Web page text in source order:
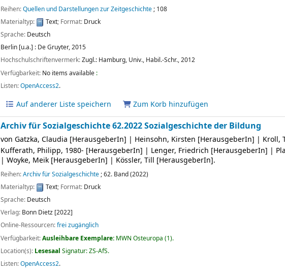
Reihen:Quellen und Darstellungen zur Zeitgeschichte; 108
Materialtyp:
Text; Format: Druck
Sprache: Deutsch
Berlin [u.a.] : De Gruyter,2015
Hochschulschriftenvermerk:Zugl.: Hamburg, Univ., Habil.-Schr., 2012
Verfügbarkeit: No items available :
Listen:OpenAccess2.
Auf anderer Liste speichern Zum Korb hinzufügen
Archiv für Sozialgeschichte 62.2022 Sozialgeschichte der Bildung
von Gatzka, Claudia [HerausgeberIn] | Heinsohn, Kirsten [HerausgeberIn] | Kroll,
Kufferath, Philipp, 1980- [HerausgeberIn] | Lenger, Friedrich [HerausgeberIn] |
|Woyke, Meik [HerausgeberIn] | Kössler, Till [HerausgeberIn].
Reihen:Archiv für Sozialgeschichte; 62. Band (2022)
Materialtyp:
Text; Format: Druck
Sprache: Deutsch
Verlag: Bonn Dietz [2022]
Online-Ressourcen:frei zugänglich
Verfügbarkeit:Ausleihbare Exemplare: MWN Osteuropa (1).
Location(s): LesesaalSignatur:ZS-AfS.
Listen:OpenAccess2.